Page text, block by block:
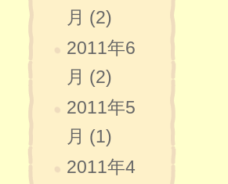
月 (2)
2011年6
月 (2)
2011年5
月 (1)
2011年4